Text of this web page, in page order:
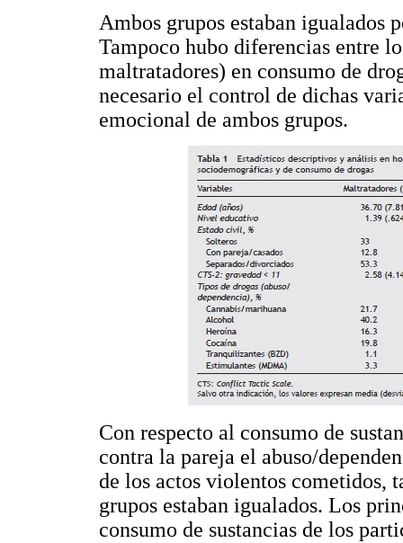
Ambos grupos estaban igualados
Tampoco hubo diferencias entre
maltratadores) en consumo de
necesario el control de dichas
emocional de ambos grupos.
Con respecto al consumo de
contra la pareja el abuso/
de los actos violentos cometidos,
grupos estaban igualados. Los
consumo de sustancias de los